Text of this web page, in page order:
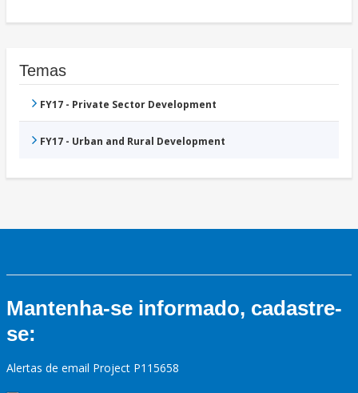
Temas
FY17 - Private Sector Development
FY17 - Urban and Rural Development
Mantenha-se informado, cadastre-
se:
Alertas de email Project P115658